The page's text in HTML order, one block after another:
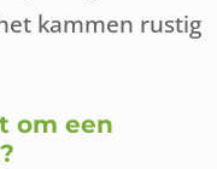
kammen rustig
om een